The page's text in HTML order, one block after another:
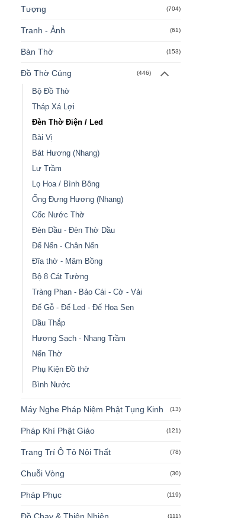
Tượng (704)
Tranh - Ảnh (61)
Bàn Thờ (153)
Đồ Thờ Cúng (446)
Bộ Đồ Thờ
Tháp Xá Lợi
Đèn Thờ Điện / Led
Bài Vị
Bát Hương (Nhang)
Lư Trầm
Lọ Hoa / Bình Bông
Ống Đựng Hương (Nhang)
Cốc Nước Thờ
Đèn Dầu - Đèn Thờ Dầu
Đế Nến - Chân Nến
Đĩa thờ - Mâm Bồng
Bộ 8 Cát Tường
Tràng Phan - Bảo Cái - Cờ - Vải
Đế Gỗ - Đế Led - Đế Hoa Sen
Dầu Thắp
Hương Sạch - Nhang Trầm
Nến Thờ
Phụ Kiện Đồ thờ
Bình Nước
Máy Nghe Pháp Niệm Phật Tụng Kinh (13)
Pháp Khí Phật Giáo (121)
Trang Trí Ô Tô Nội Thất (78)
Chuỗi Vòng (30)
Pháp Phục (119)
(111)